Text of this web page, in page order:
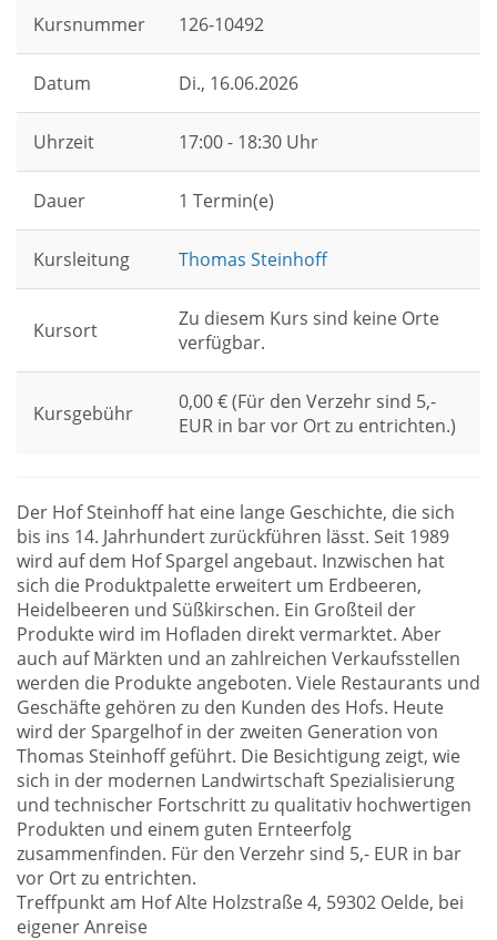
Kursnummer 126-10492
Datum Di., 16.06.2026
Uhrzeit 17:00 - 18:30 Uhr
Dauer 1 Termin(e)
Kursleitung Thomas Steinhoff
Kursort
Zu diesem Kurs sind keine Orte
verfügbar.
Kursgebühr
0,00 € (Für den Verzehr sind 5,-
EUR in bar vor Ort zu entrichten.)
Der Hof Steinhoff hat eine lange Geschichte, die sich
bis ins 14. Jahrhundert zurückführen lässt. Seit 1989
wird auf dem Hof Spargel angebaut. Inzwischen hat
sich die Produktpalette erweitert um Erdbeeren,
Heidelbeeren und Süßkirschen. Ein Großteil der
Produkte wird im Hofladen direkt vermarktet. Aber
auch auf Märkten und an zahlreichen Verkaufsstellen
werden die Produkte angeboten. Viele Restaurants und
Geschäfte gehören zu den Kunden des Hofs. Heute
wird der Spargelhof in der zweiten Generation von
Thomas Steinhoff geführt. Die Besichtigung zeigt, wie
sich in der modernen Landwirtschaft Spezialisierung
und technischer Fortschritt zu qualitativ hochwertigen
Produkten und einem guten Ernteerfolg
zusammenfinden. Für den Verzehr sind 5,- EUR in bar
vor Ort zu entrichten.
Treffpunkt am Hof Alte Holzstraße 4, 59302 Oelde, bei
eigener Anreise